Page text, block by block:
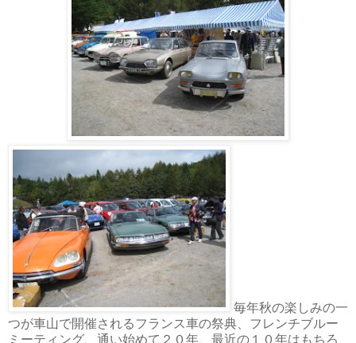
毎年秋の楽しみの一
つが車山で開催されるフランス車の祭典、フレンチブルー
ミーティング、通い始めて２０年、最近の１０年はもちろ